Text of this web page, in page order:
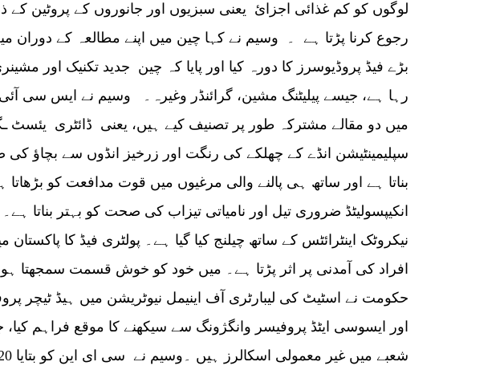
لوگوں کو کم غذائی اجزائ یعنی سبزیوں اور جانوروں کے پروٹین
رجوع کرنا پڑتا ہے ۔ وسیم نے کہا چین میں اپنے مطالعہ کے دوران
بڑے فیڈ پروڈیوسرز کا دورہ کیا اور پایا کہ چین جدید تکنیک اور
رہا ہے، جیسے پیلیٹنگ مشین، گرائنڈر وغیرہ۔ وسیم نے ایس سی آئی
میں دو مقالے مشترکہ طور پر تصنیف کیے ہیں، یعنی ڈائٹری یئسٹ
سپلیمینٹیشن انڈے کے چھلکے کی رنگت اور زرخیز انڈوں سے بچاؤ کی
بناتا ہے اور ساتھ ہی پالنے والی مرغیوں میں قوت مدافعت کو بڑھاتا
انکیپسولیٹڈ ضروری تیل اور نامیاتی تیزاب کی صحت کو بہتر بناتا
افراد کی آمدنی پر اثر پڑتا ہے۔ میں خود کو خوش قسمت سمجھتا
حکومت نے اسٹیٹ کی لیبارٹری آف اینیمل نیوٹریشن میں ہیڈ ٹیچر
اور ایسوسی ایٹڈ پروفیسر وانگژونگ سے سیکھنے کا موقع فراہم